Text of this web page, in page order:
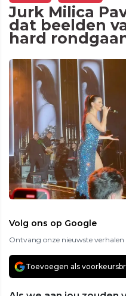
Jurk Milica
dat beelden
hard
Volg ons op Google
Ontvang onze nieuwste verhalen
Toevoegen als